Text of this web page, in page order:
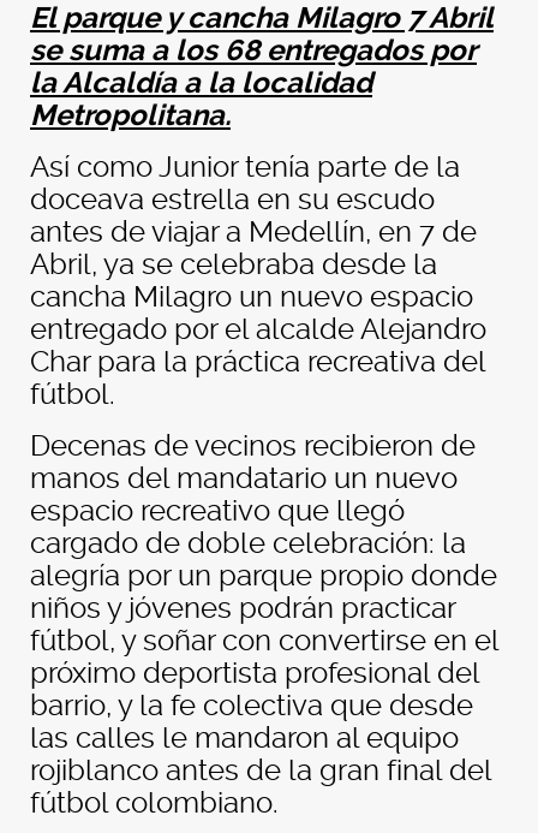
El parque y cancha Milagro 7 Abril
se suma a los 68 entregados por
la Alcaldía a la localidad
Metropolitana.
Así como Junior tenía parte de la
doceava estrella en su escudo
antes de viajar a Medellín, en 7 de
Abril, ya se celebraba desde la
cancha Milagro un nuevo espacio
entregado por el alcalde Alejandro
Char para la práctica recreativa del
fútbol.
Decenas de vecinos recibieron de
manos del mandatario un nuevo
espacio recreativo que llegó
cargado de doble celebración: la
alegría por un parque propio donde
niños y jóvenes podrán practicar
fútbol, y soñar con convertirse en el
próximo deportista profesional del
barrio, y la fe colectiva que desde
las calles le mandaron al equipo
rojiblanco antes de la gran final del
fútbol colombiano.